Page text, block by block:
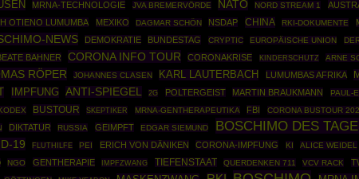
MRNA-TECHNOLOGIE JVA BREMERVÖRDE NATO NORD STREAM 1
OTIENO LUMUMBA MEXIKO DAGMAR SCHÖN NSDAP CHINA RKI-DOKUMENTE
NEWS DEMOKRATIE BUNDESTAG CRYPTIC EUROPÄISCHE UNION
BAHNER CORONA INFO TOUR CORONAKRISE KINDERSCHUTZ ARNE
RÖPER JOHANNES CLASEN KARL LAUTERBACH LUMUMBAS AFRIKA
IMPFUNG ANTI-SPIEGEL 2G POLTERGEIST MARTIN BRAUKMANN PAUL-
BUSTOUR SKEPTIKER MRNA-GENTHERAPEUTIKA FBI CORONA BUSTOUR
DIKTATUR RUSSIA GEIMPFT EDGAR SIEMUND BOSCHIMO DES
19 FLUTHILFE PEI ERICH VON DÄNIKEN CORONA-IMPFUNG KI ALICE WEIDEL
NGO GENTHERAPIE IMPFZWANG TIEFENSTAAT QUERDENKEN 711 VCV RACK